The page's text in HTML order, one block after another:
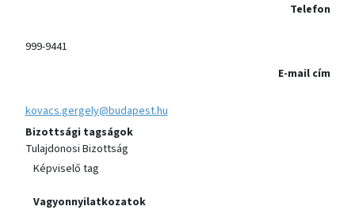
Telefon
999-9441
E-mail cím
kovacs.gergely@budapest.hu
Bizottsági tagságok
Tulajdonosi Bizottság
Képviselő tag
Vagyonnyilatkozatok